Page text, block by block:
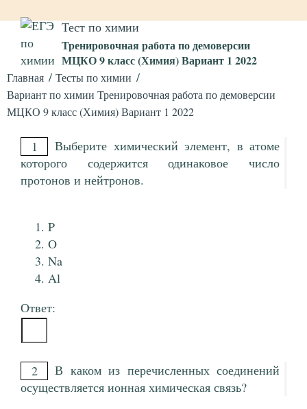
Тест по химии
Тренировочная работа по демоверсии
МЦКО 9 класс (Химия) Вариант 1 2022
Главная
Тесты по химии
Вариант по химии Тренировочная работа по демоверсии
МЦКО 9 класс (Химия) Вариант 1 2022
1
Выберите химический элемент, в атоме
которого содержится одинаковое число
протонов и нейтронов.
P
O
Na
Al
Ответ:
2
В каком из перечисленных соединений
осуществляется ионная химическая связь?